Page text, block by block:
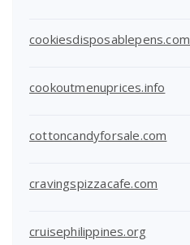
cookiesdisposablepens.com
cookoutmenuprices.info
cottoncandyforsale.com
cravingspizzacafe.com
cruisephilippines.org